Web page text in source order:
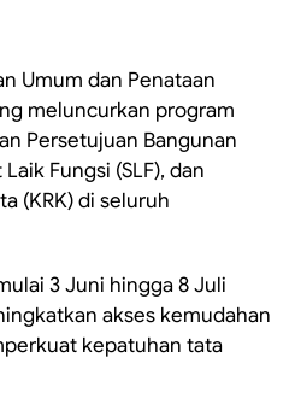
Umum dan Penataan
meluncurkan program
Persetujuan Bangunan
Fungsi (SLF), dan
(KRK) di seluruh
3 Juni hingga 8 Juli
akses kemudahan
kepatuhan tata